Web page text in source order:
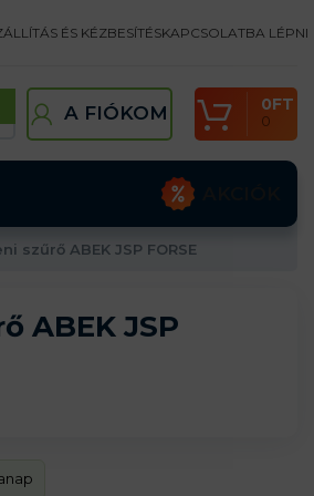
ÉS KÉZBESÍTÉSKAPCSOLATBA LÉPNI
A FIÓKOM 0
0FT
szűrő ABEK JSP FORSE
ABEK JSP